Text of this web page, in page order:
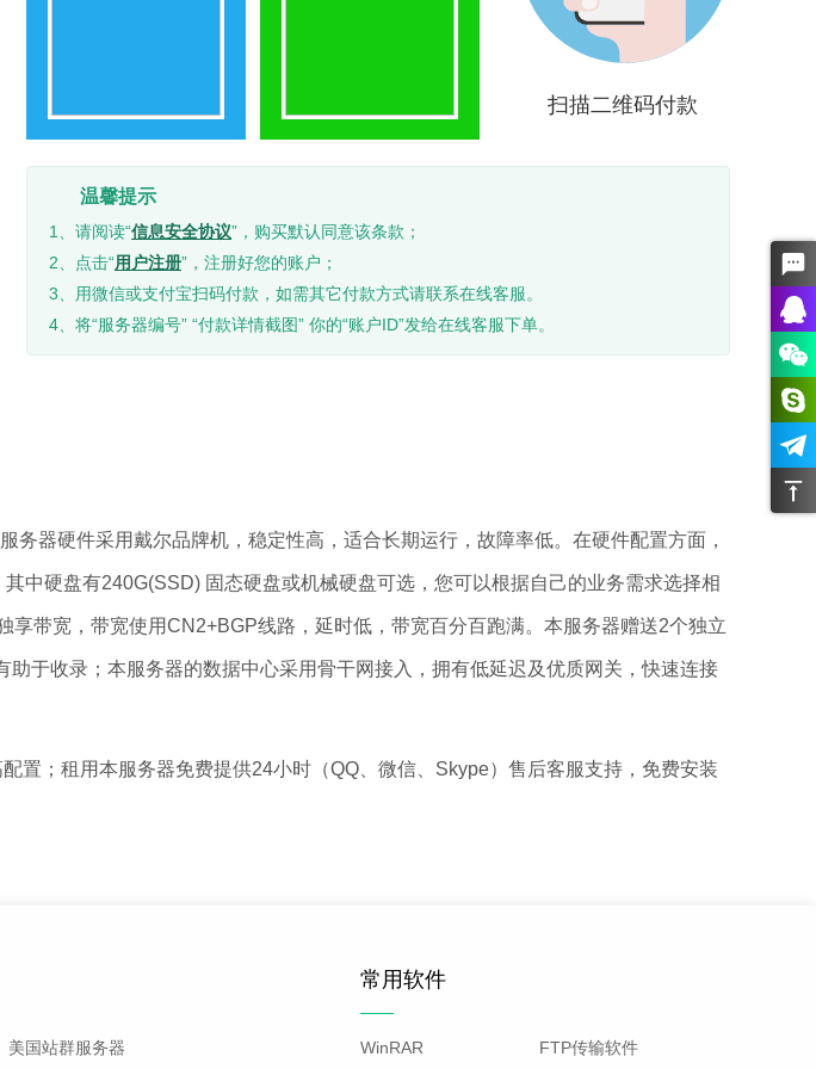
扫描二维码付款
温馨提示
1、请阅读“信息安全协议”，购买默认同意该条款；
2、点击“用户注册”，注册好您的账户；
3、用微信或支付宝扫码付款，如需其它付款方式请联系在线客服。
4、将“服务器编号” “付款详情截图” 你的“账户ID”发给在线客服下单。
器硬件采用戴尔品牌机，稳定性高，适合长期运行，故障率低。在硬件配置方面，
中硬盘有240G(SSD) 固态硬盘或机械硬盘可选，您可以根据自己的业务需求选择相
带宽，带宽使用CN2+BGP线路，延时低，带宽百分百跑满。本服务器赠送2个独立
于收录；本服务器的数据中心采用骨干网接入，拥有低延迟及优质网关，快速连接
；租用本服务器免费提供24小时（QQ、微信、Skype）售后客服支持，免费安装
美国站群服务器
常用软件
WinRAR FTP传输软件